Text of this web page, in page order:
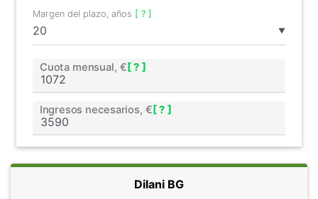
▼
Margen del plazo, años [ ? ]
Cuota mensual, € [ ? ]
Ingresos necesarios, € [ ? ]
Dilani BG